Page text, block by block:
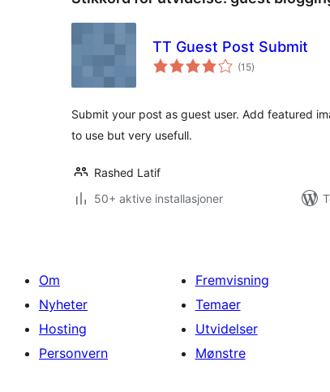
TT Guest Post Submit
(15totale
vurderinger
)
Submit your post as guest user. Add featured
to use but very usefull.
Rashed Latif
50+ aktive installasjoner
Om
Nyheter
Hosting
Personvern
Fremvisning
Temaer
Utvidelser
Mønstre